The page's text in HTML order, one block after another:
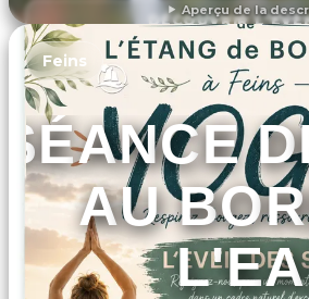
Aperçu de la
DÉCOUVRIR
Feins
SÉANCE
AU